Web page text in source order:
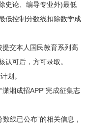
史论、编导专业外)最低
低控制分数线扣除数学成
提交本人国民教育系列高
认可后，方可录取。
划。
潇湘成招APP”完成征集志
线已公布”的相关信息，